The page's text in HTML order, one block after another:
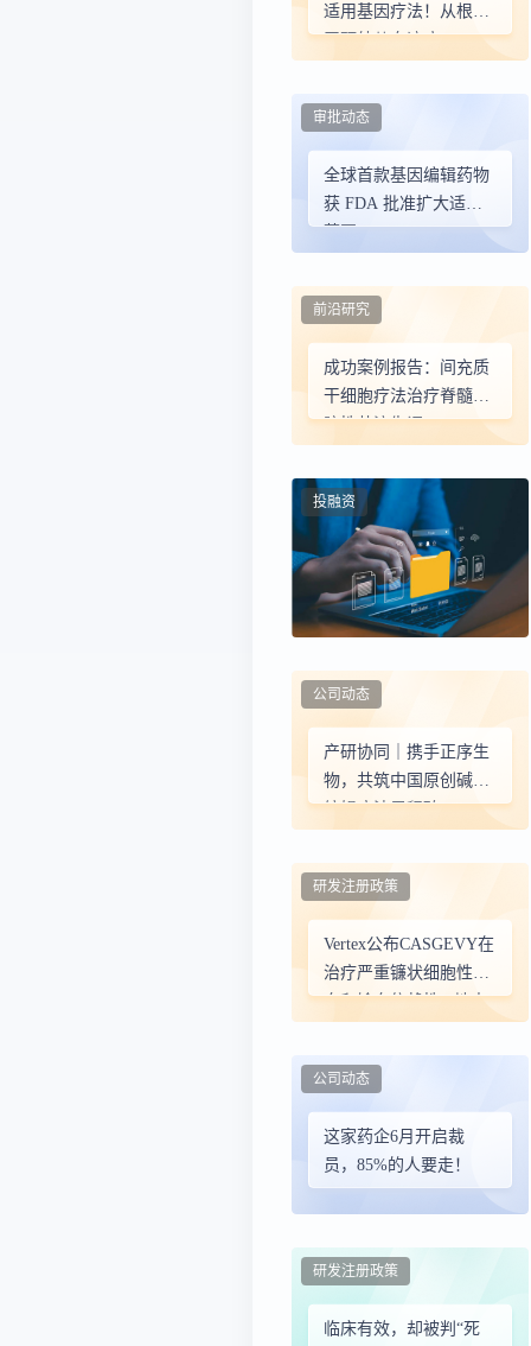
适用基因疗法！从根源
干预幼儿血液病
全球首款基因编辑药物
获 FDA 批准扩大适用
范围
审批动态
成功案例报告：间充质
干细胞疗法治疗脊髓小
脑性共济失调
前沿研究
投融资
产研协同｜携手正序生
物，共筑中国原创碱基
编辑疗法里程碑
公司动态
Vertex公布CASGEVY在
治疗严重镰状细胞性贫
血和输血依赖性β-地中
研发注册政策
这家药企6月开启裁
员，85%的人要走！
公司动态
临床有效，却被判“死
研发注册政策